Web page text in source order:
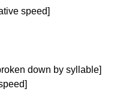
speed]
down by syllable]